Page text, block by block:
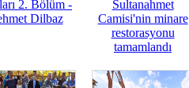
2. Bölüm -
Dilbaz
Sultanahmet
Camisi'nin minare
restorasyonu
tamamlandı